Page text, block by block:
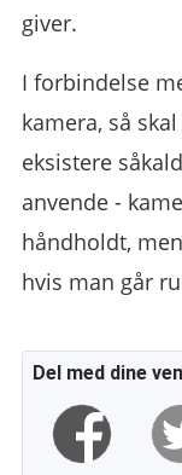
giver.
I forbindelse
kamera, så
eksistere
anvende -
håndholdt,
hvis man går
Del med dine